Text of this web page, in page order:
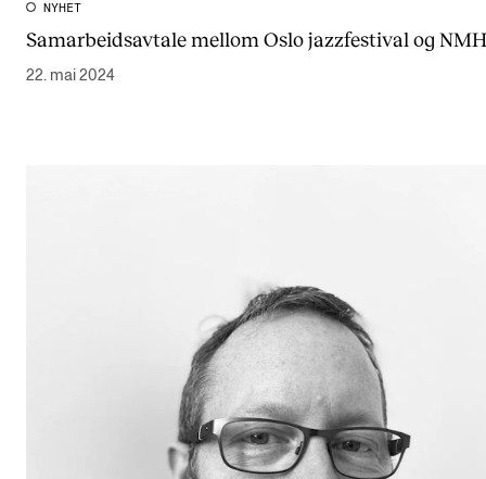
NYHET
Samarbeidsavtale mellom Oslo jazzfestival og NMH
22. mai 2024